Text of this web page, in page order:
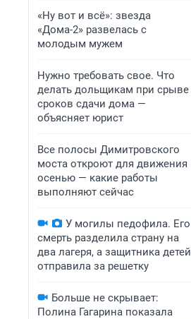
«Ну вот и всё»: звезда
«Дома-2» развелась с
молодым мужем
Нужно требовать свое. Что
делать дольщикам при срыве
сроков сдачи дома —
объясняет юрист
Все полосы Димитровского
моста откроют для движения
осенью — какие работы
выполняют сейчас
У могилы педофила. Его
смерть разделила страну на
два лагеря, а защитника детей
отправила за решетку
Больше не скрывает:
Полина Гагарина показала